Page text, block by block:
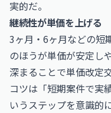
実的だ。
継続性が単価を上げる
3ヶ月・6ヶ月などの短
のほうが単価が安定し
深まることで単価改定
コツは「短期案件で実
いうステップを意識的